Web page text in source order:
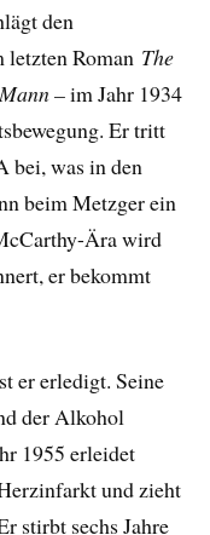
den
letzten Roman The
–im Jahr 1934
Er tritt
bei, was in den
beim Metzger ein
Ära wird
er bekommt
er erledigt. Seine
der Alkohol
1955 erleidet
und zieht
stirbt sechs Jahre